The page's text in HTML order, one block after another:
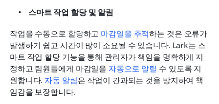
스마트 작업 할당 및 알림
작업을 수동으로 할당하고 마감일을 추적하는 것은 오류가
발생하기 쉽고 시간이 많이 소요될 수 있습니다. Lark는 스
마트 작업 할당 기능을 통해 관리자가 책임을 명확하게 지
정하고 팀원들에게 마감일을 자동으로 알릴 수 있도록 지
원합니다. 자동 알림은 작업이 간과되는 것을 방지하여 책
임감을 보장합니다.